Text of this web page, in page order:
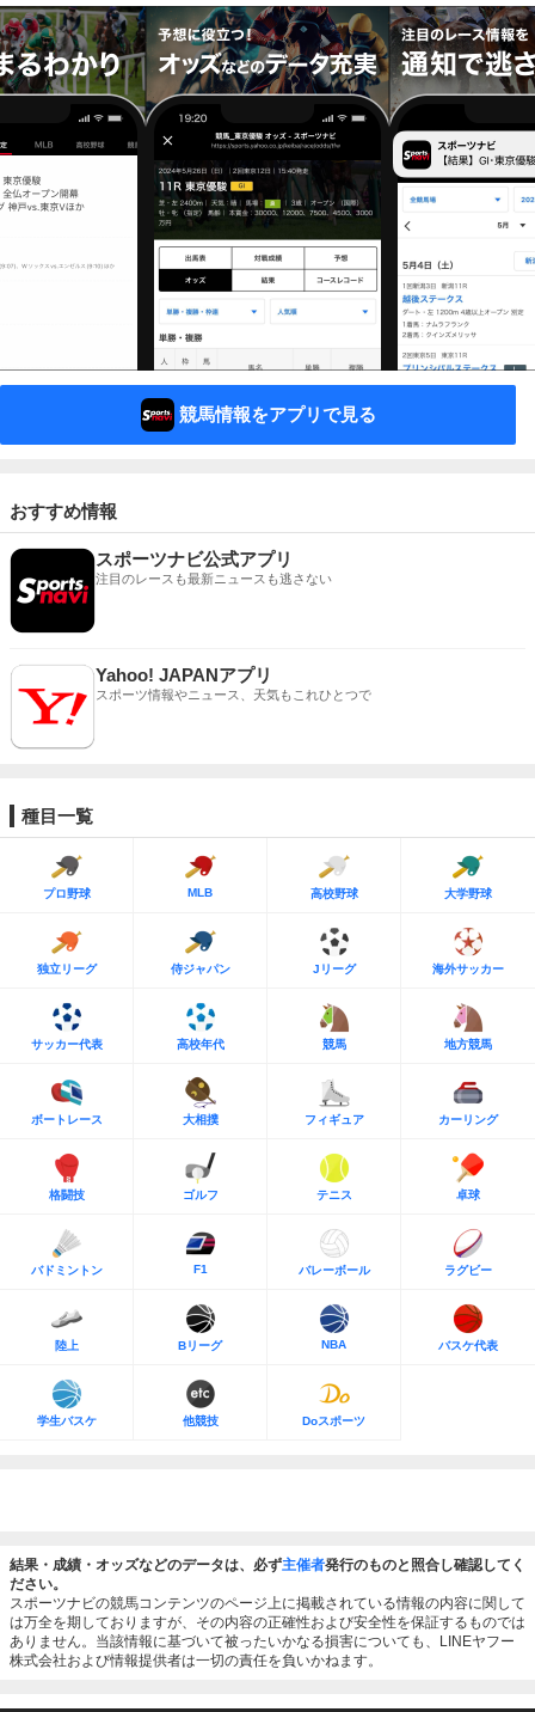
競馬情報をアプリで見る
おすすめ情報
スポーツナビ公式アプリ
注目のレースも最新ニュースも逃さない
Yahoo! JAPANアプリ
スポーツ情報やニュース、天気もこれひとつで
種目一覧
プロ野球 MLB 高校野球 大学野球
独立リーグ 侍ジャパン Jリーグ 海外サッカー
サッカー代表 高校年代 競馬 地方競馬
ボートレース 大相撲 フィギュア カーリング
格闘技 ゴルフ テニス 卓球
バドミントン F1 バレーボール ラグビー
陸上 Bリーグ NBA バスケ代表
学生バスケ 他競技 Doスポーツ
結果・成績・オッズなどのデータは、必ず主催者発行のものと照合し確認してく
ださい。
スポーツナビの競馬コンテンツのページ上に掲載されている情報の内容に関して
は万全を期しておりますが、その内容の正確性および安全性を保証するものでは
ありません。当該情報に基づいて被ったいかなる損害についても、LINEヤフー
株式会社および情報提供者は一切の責任を負いかねます。